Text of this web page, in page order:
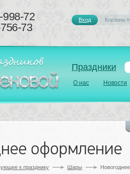
Праздники
О нас Новости
72
73
Вход Корзина
оформление
к празднику Шары